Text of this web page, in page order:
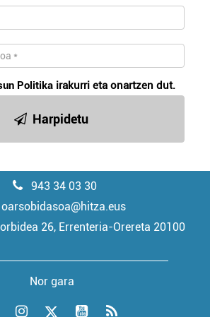
Politika irakurri eta onartzen dut.
Harpidetu
943 34 03 30
oarsobidasoa@hitza.eus
26, Errenteria-Orereta 20100
Nor gara